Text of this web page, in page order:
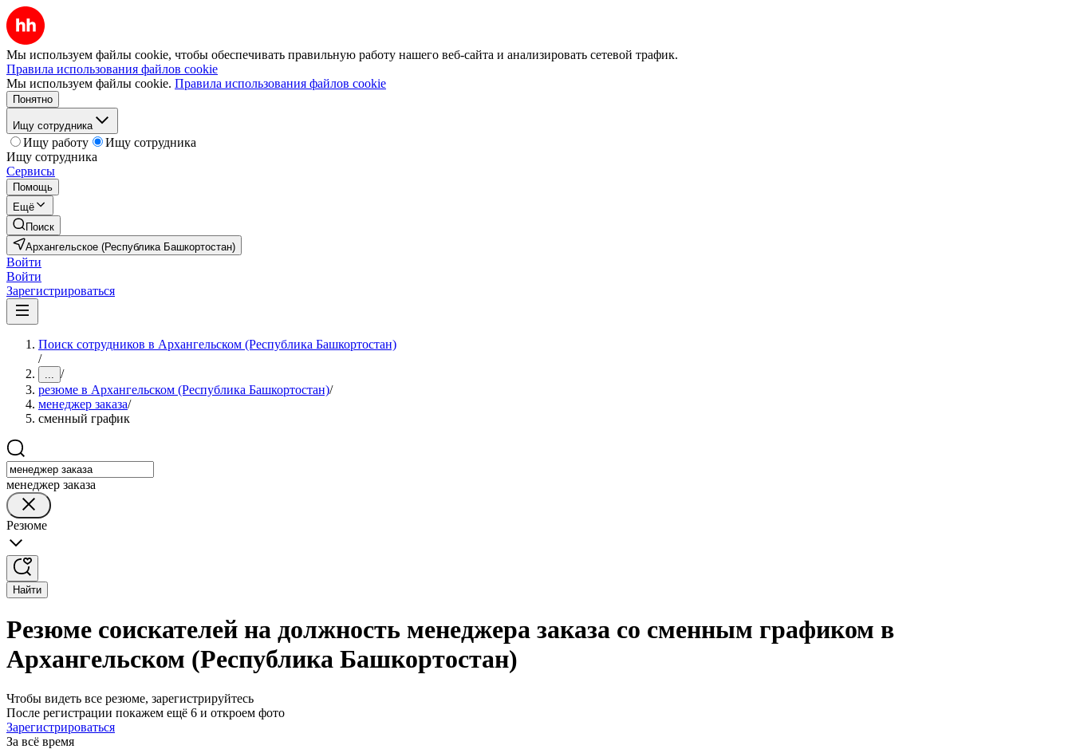
Мы используем файлы cookie, чтобы обеспечивать правильную работу нашего веб-сайта и анализировать сетевой трафик.
Правила использования файлов cookie
Мы используем файлы cookie. Правила использования файлов cookie
Понятно
Ищу сотрудника
Ищу работу
Ищу сотрудника
Ищу сотрудника
Сервисы
Помощь
Ещё
Поиск
Архангельское (Республика Башкортостан)
Войти
Войти
Зарегистрироваться
Поиск сотрудников в Архангельском (Республика Башкортостан)
/
... /
резюме в Архангельском (Республика Башкортостан)/
менеджер заказа/
сменный график
менеджер заказа
Резюме
Найти
Резюме соискателей на должность менеджера заказа со сменным графиком в
Архангельском (Республика Башкортостан)
Чтобы видеть все резюме, зарегистрируйтесь
После регистрации покажем ещё 6 и откроем фото
Зарегистрироваться
За всё время